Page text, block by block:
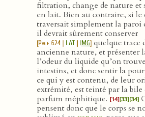
filtration, change de nature et
en lait. Bien au contraire, si le
traversait simplement la paroi
il devrait sûrement conserver
[Page 624 | LAT| IMG] quelque trace
ancienne nature, et présenter
l’odeur du liquide qu’on
intestins, et donc sentir la
ce qui y est contenu, de leur
extrémité, est teinté par la bile
parfum méphitique. [14][33][34]
pensent donc que le corps se